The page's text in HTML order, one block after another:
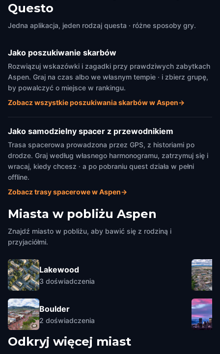
Questo
Jedna aplikacja, jeden rodzaj questa · różne sposoby gry.
Jako poszukiwanie skarbów
Rozwiązuj wskazówki i zagadki przy prawdziwych zabytkach
Aspen. Graj na czas albo we własnym tempie · i zbierz grupę,
by powalczyć o miejsce w rankingu.
Zobacz wszystkie poszukiwania skarbów w Aspen→
Jako samodzielny spacer z przewodnikiem
Trasa spacerowa prowadzona przez GPS, z historiami po
drodze. Graj według własnego harmonogramu, zatrzymuj się i
wracaj, kiedy chcesz · a po pobraniu quest działa w pełni
offline.
Zobacz trasy spacerowe w Aspen→
Miasta w pobliżu Aspen
Znajdź miasto w pobliżu, aby bawić się z rodziną i
przyjaciółmi.
Lakewood
3 doświadczenia
Boulder
2 doświadczenia
Odkryj więcej miast